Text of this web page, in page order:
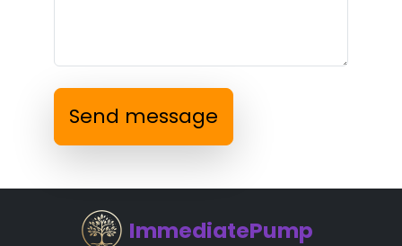
Send message
ImmediatePump